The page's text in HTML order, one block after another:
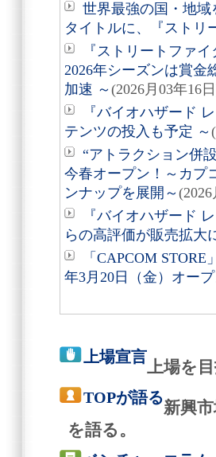
世界最強の国・地域
タイトルに、『ストリ
『ストリートファ
2026年シーズンは賞金
加速 ～ (2026月03年16
『バイオハザード
テンツの投入も予定 ～
“アトラクション併
今春オープン！～カプ
ンナップを展開～
『バイオハザード
らの高評価が販売拡大
「CAPCOM
年3月20日（金）オープ
上場宣言
上場を
TOPが語る
新興
を語る。